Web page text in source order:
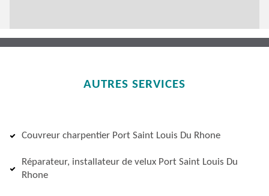
AUTRES SERVICES
Couvreur charpentier Port Saint Louis Du Rhone
Réparateur, installateur de velux Port Saint Louis Du
Rhone